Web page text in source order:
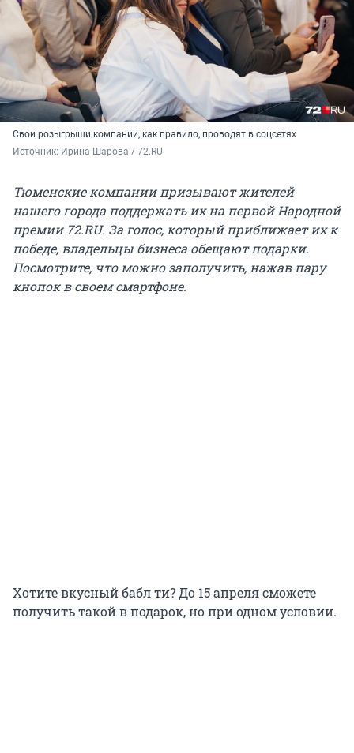
Свои розыгрыши компании, как правило, проводят в соцсетях
Источник: Ирина Шарова / 72.RU
Тюменские компании призывают жителей
нашего города поддержать их на первой Народной
премии 72.RU. За голос, который приближает их к
победе, владельцы бизнеса обещают подарки.
Посмотрите, что можно заполучить, нажав пару
кнопок в своем смартфоне.
Хотите вкусный бабл ти? До 15 апреля сможете
получить такой в подарок, но при одном условии.